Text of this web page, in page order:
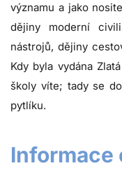
významu a jako
dějiny moderní
nástrojů, dějiny
Kdy byla vydána
školy víte; tady se
pytlíku.
Informace